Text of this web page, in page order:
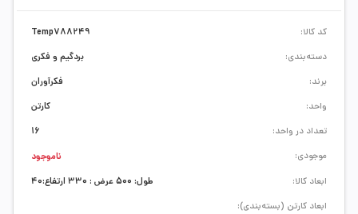
ابعاد کالا:
طول: 500 عرض : 330 ارتفاع:40
ابعاد کارتن (بسته‌بندی):
کد کالا:
Temp788249
دسته‌بندی:
بردگیم و فکری
برند:
فکرآوران
واحد:
کارتن
تعداد در واحد:
16
موجودی:
ناموجود